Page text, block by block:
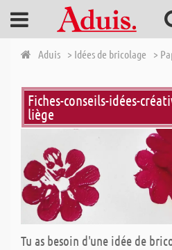
Aduis > Idées de bricolage >
Fiches-conseils-idées-
liège
Tu as besoin d'une idée de